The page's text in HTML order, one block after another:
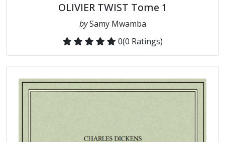
OLIVIER TWIST Tome 1
bySamy Mwamba
0(0 Ratings)